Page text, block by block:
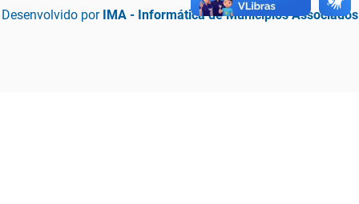
Desenvolvido por IMA - Informática de Municípios Associados